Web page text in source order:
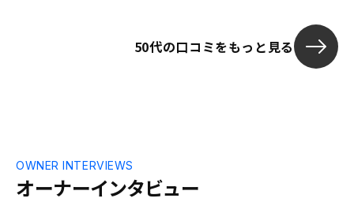
50代の口コミをもっと見る
オーナーインタビュー
OWNER INTERVIEWS